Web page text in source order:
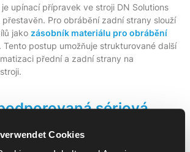
Cookies
upínací přípravek ve stroji DN Solutions
přestavěn. Pro obrábění zadní strany slouží
jako zásobník materiálu pro obrábění
Tento postup umožňuje strukturované další
přední a zadní strany na
sériová
s integrovanou